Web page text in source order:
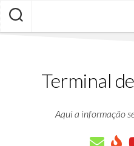
Skip
content
Terminal
Aqui a informação